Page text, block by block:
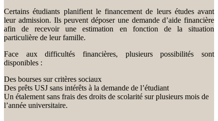
Certains étudiants planifient le financement de leurs études avant
leur admission. Ils peuvent déposer une demande d’aide financière
afin de recevoir une estimation en fonction de la situation
particulière de leur famille.
Face aux difficultés financières, plusieurs possibilités sont
disponibles :
Des bourses sur critères sociaux
Des prêts USJ sans intérêts à la demande de l’étudiant
Un étalement sans frais des droits de scolarité sur plusieurs mois de
l’année universitaire.